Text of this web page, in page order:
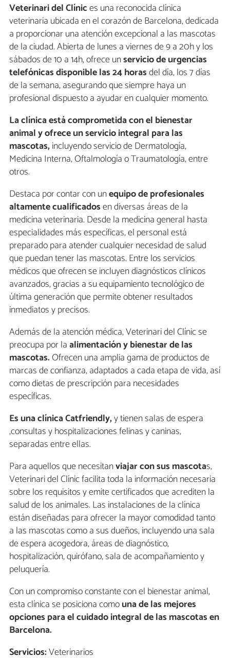
Veterinari del Clínices una reconocida clínica
veterinaria ubicada en el corazón de Barcelona, dedicada
a proporcionar una atención excepcional a las mascotas
de la ciudad. Abierta de lunes a viernes de 9 a 20h y los
sábados de 10 a 14h, ofrece unservicio de urgencias
telefónicas disponible las 24 horasdel día, los 7 días
de la semana, asegurando que siempre haya un
profesional dispuesto a ayudar en cualquier momento.
La clínica está comprometida con el bienestar
animal y ofrece un servicio integral para las
mascotas,incluyendo servicio de Dermatología,
Medicina Interna, Oftalmología o Traumatología, entre
otros.
Destaca por contar con unequipo de profesionales
altamente cualificadosen diversas áreas de la
medicina veterinaria. Desde la medicina general hasta
especialidades más específicas, el personal está
preparado para atender cualquier necesidad de salud
que puedan tener las mascotas. Entre los servicios
médicos que ofrecen se incluyen diagnósticos clínicos
avanzados, gracias a su equipamiento tecnológico de
última generación que permite obtener resultados
inmediatos y precisos.
Además de la atención médica, Veterinari del Clínic se
preocupa por laalimentación y bienestar de las
mascotas.Ofrecen una amplia gama de productos de
marcas de confianza, adaptados a cada etapa de vida, así
como dietas de prescripción para necesidades
específicas.
Es una clínica Catfriendly,y tienen salas de espera
,consultas y hospitalizaciones felinas y caninas,
separadas entre ellas.
Para aquellos que necesitanviajar con sus mascotas,
Veterinari del Clínic facilita toda la información necesaria
sobre los requisitos y emite certificados que acrediten la
salud de los animales. Las instalaciones de la clínica
están diseñadas para ofrecer la mayor comodidad tanto
a las mascotas como a sus dueños, incluyendo una sala
de espera acogedora, áreas de diagnóstico,
hospitalización, quirófano, sala de acompañamiento y
peluquería.
Con un compromiso constante con el bienestar animal,
esta clínica se posiciona comouna de las mejores
opciones para el cuidado integral de las mascotas en
Barcelona.
Servicios:Veterinarios